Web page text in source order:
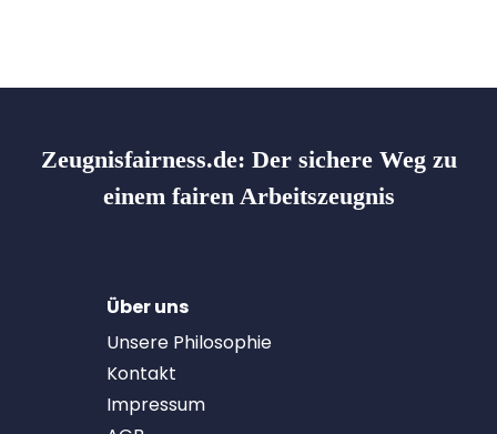
Zeugnisfairness.de: Der sichere Weg zu
einem fairen Arbeitszeugnis
Über uns
Unsere Philosophie
Kontakt
Impressum